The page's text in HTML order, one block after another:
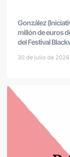
González
millón de euros
del Festival
30 de julio de 2026